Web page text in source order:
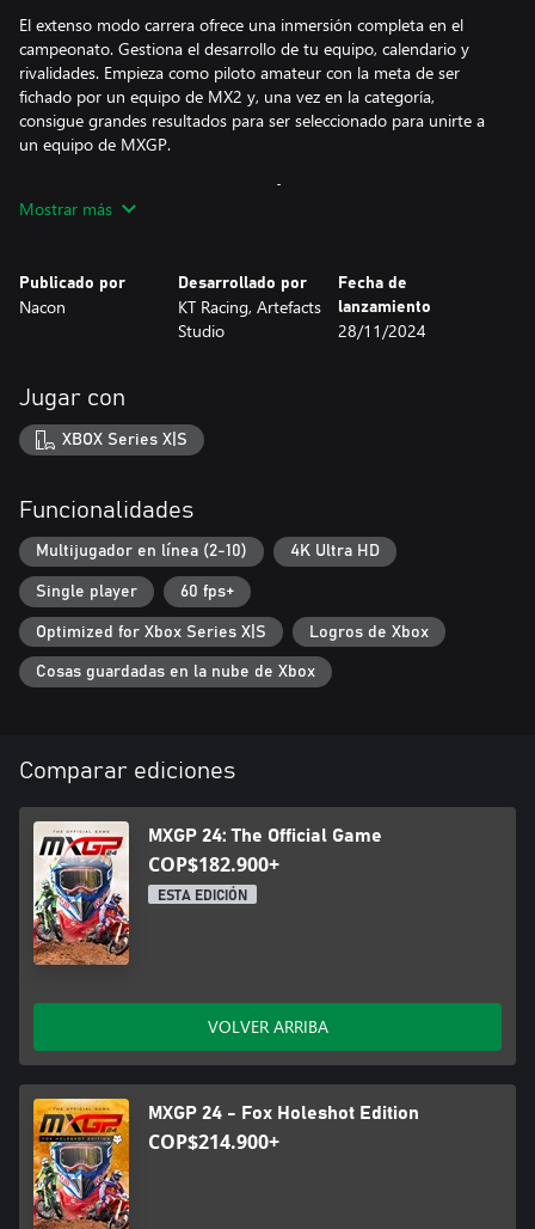
El extenso modo carrera ofrece una inmersión completa en el
campeonato. Gestiona el desarrollo de tu equipo, calendario y
rivalidades. Empieza como piloto amateur con la meta de ser
fichado por un equipo de MX2 y, una vez en la categoría,
consigue grandes resultados para ser seleccionado para unirte a
un equipo de MXGP.
Pilotando con libertad por los 4 km² de la zona de
entrenamiento, puedes mejorar tu técnica y probar tu moto en
MXGP es un juego realista que utiliza una física avanzada para
proporcionar intensas sensaciones de pilotaje, así como unos
controles asequibles que ayudan a los principiantes a mejorar con
Y para los jugadores más competitivos, el modo multijugador
online permite competir contra los mejores pilotos del mundo.
Mostrar más
Publicado por
Nacon
Desarrollado por
KT Racing, Artefacts
Studio
Fecha de
lanzamiento
28/11/2024
Jugar con
XBOX Series X|S
Funcionalidades
Multijugador en línea (2-10) 4K Ultra HD
Single player 60 fps+
Optimized for Xbox Series X|S Logros de Xbox
Cosas guardadas en la nube de Xbox
Comparar ediciones
MXGP 24: The Official Game
COP$182.900+
ESTA EDICIÓN
VOLVER ARRIBA
MXGP 24 - Fox Holeshot Edition
COP$214.900+